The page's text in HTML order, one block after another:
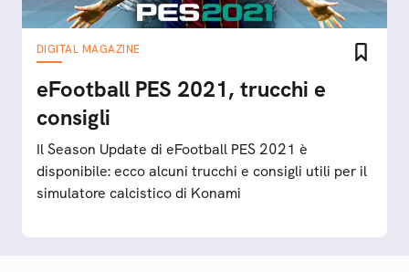
DIGITAL MAGAZINE
eFootball PES 2021, trucchi e
consigli
Il Season Update di eFootball PES 2021 è
disponibile: ecco alcuni trucchi e consigli utili per il
simulatore calcistico di Konami